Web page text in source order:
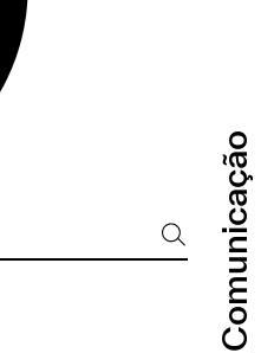
Comunicação
Comunicação